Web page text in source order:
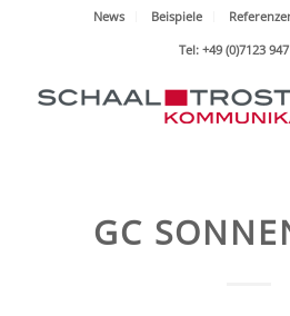
News Beispiele
Tel: +49 (0)7123
GC